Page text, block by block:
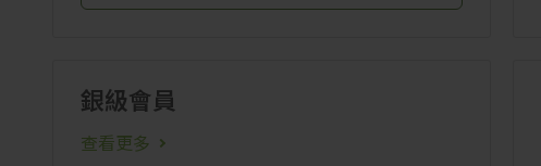
銀級會員
查看更多